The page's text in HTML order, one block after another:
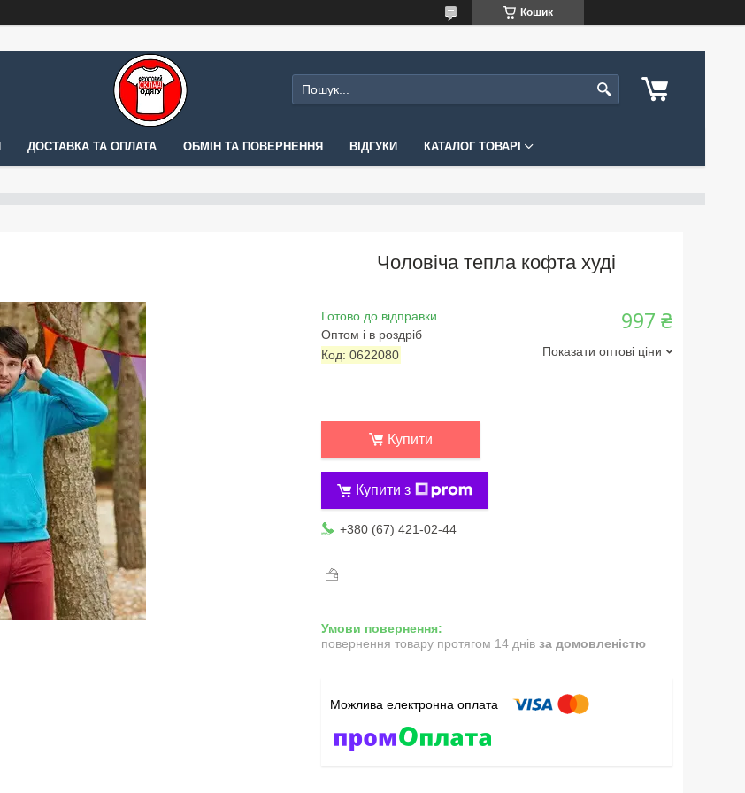
Кошик
ДОСТАВКА ТА ОПЛАТА ОБМІН ТА ПОВЕРНЕННЯ ВІДГУКИ КАТАЛОГ ТОВАРІ
Чоловіча тепла кофта худі
Готово до відправки
Оптом і в роздріб
Код: 0622080
997 ₴
Показати оптові ціни
Купити
Купити з
+380 (67) 421-02-44
повернення товару протягом 14 днів за домовленістю